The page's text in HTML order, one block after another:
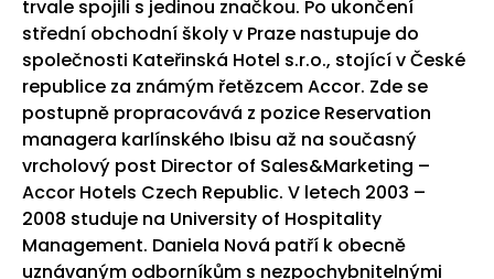
trvale spojili s jedinou značkou. Po ukončení
střední obchodní školy v Praze nastupuje do
společnosti Kateřinská Hotel s.r.o., stojící v České
republice za známým řetězcem Accor. Zde se
postupně propracovává z pozice Reservation
managera karlínského Ibisu až na současný
vrcholový post Director of Sales&Marketing –
Accor Hotels Czech Republic. V letech 2003 –
2008 studuje na University of Hospitality
Management. Daniela Nová patří k obecně
uznávaným odborníkům s nezpochybnitelnými